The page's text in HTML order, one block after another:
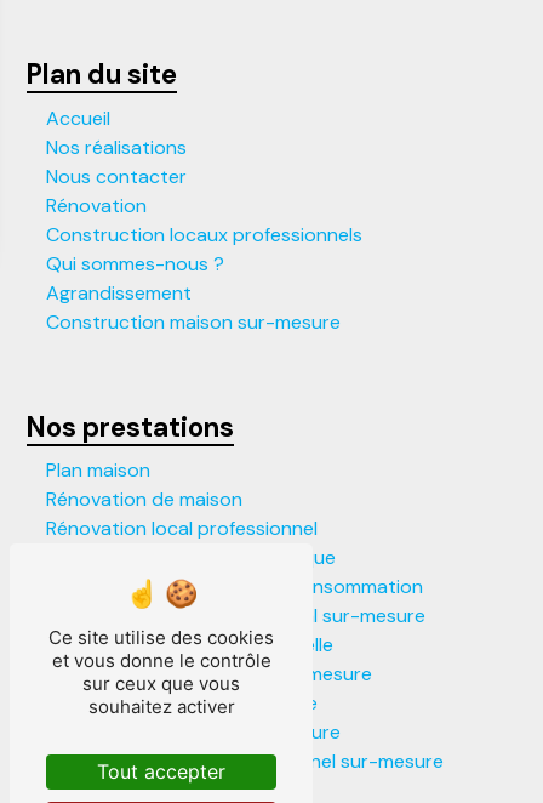
Plan du site
Accueil
Nos réalisations
Nous contacter
Rénovation
Construction locaux professionnels
Qui sommes-nous ?
Agrandissement
Construction maison sur-mesure
Nos prestations
Plan maison
Rénovation de maison
Rénovation local professionnel
Construction maison écologique
Construction maison faible consommation
Construction local commercial sur-mesure
Construction maison individuelle
Construction locaux pro sur-mesure
Construction maison moderne
Construction maison sur-mesure
Construction local professionnel sur-mesure
Agrandissement de maison
Ce site utilise des cookies
et vous donne le contrôle
sur ceux que vous
souhaitez activer
Tout accepter